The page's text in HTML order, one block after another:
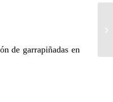
de garrapiñadas en